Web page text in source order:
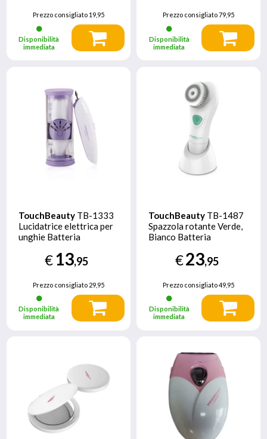
Prezzo consigliato19,95
Disponibilità
immediata
Prezzo consigliato79,95
Disponibilità
immediata
TouchBeauty TB-1333
Lucidatrice elettrica per
unghie Batteria
€13,95
Prezzo consigliato29,95
Disponibilità
immediata
TouchBeauty TB-1487
Spazzola rotante Verde,
Bianco Batteria
€23,95
Prezzo consigliato49,95
Disponibilità
immediata